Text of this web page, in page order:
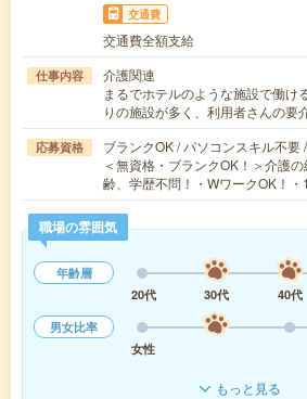
交通費
交通費全額支給
仕事内容
介護関連
まるでホテルのような施設で働け
りの施設が多く、利用者さんの
応募資格
ブランクOK / パソコンスキル不要
＜無資格・ブランクOK！＞介護
齢、学歴不問！・WワークOK！
職場の雰囲気
年齢層
20代
30代 40代
男女比率
女性
もっと見る